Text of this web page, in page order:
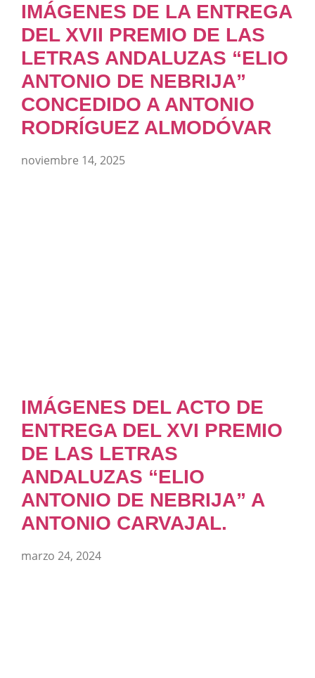
IMÁGENES DE LA ENTREGA
DEL XVII PREMIO DE LAS
LETRAS ANDALUZAS “ELIO
ANTONIO DE NEBRIJA”
CONCEDIDO A ANTONIO
RODRÍGUEZ ALMODÓVAR
noviembre 14, 2025
IMÁGENES DEL ACTO DE
ENTREGA DEL XVI PREMIO
DE LAS LETRAS
ANDALUZAS “ELIO
ANTONIO DE NEBRIJA” A
ANTONIO CARVAJAL.
marzo 24, 2024